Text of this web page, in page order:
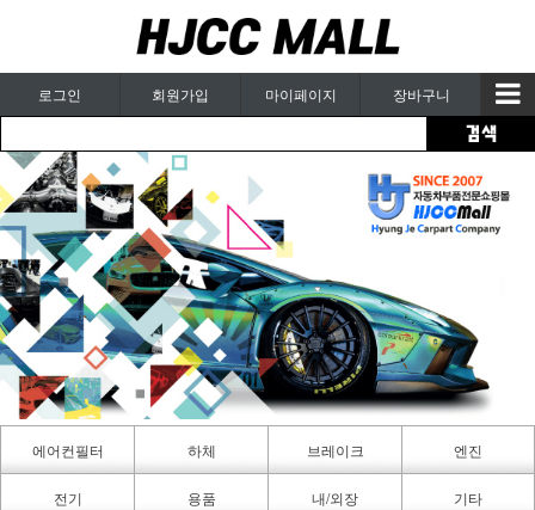
로그인 회원가입 마이페이지 장바구니
에어컨필터
카페인트
하체 브레이크 엔진
전기 용품 내/외장 기타